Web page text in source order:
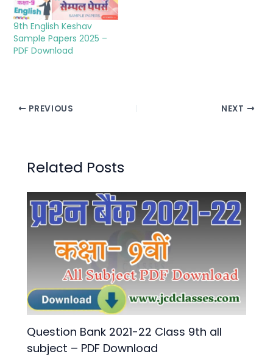
9th English Keshav
Sample Papers 2025 –
PDF Download
PREVIOUS NEXT
Related Posts
Question Bank 2021-22 Class 9th all
subject – PDF Download